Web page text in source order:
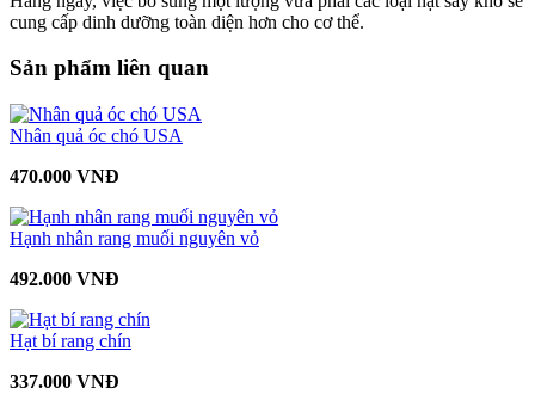
cung cấp dinh dưỡng toàn diện hơn cho cơ thể.
Sản phẩm liên quan
Nhân quả óc chó USA
470.000 VNĐ
Hạnh nhân rang muối nguyên vỏ
492.000 VNĐ
Hạt bí rang chín
337.000 VNĐ